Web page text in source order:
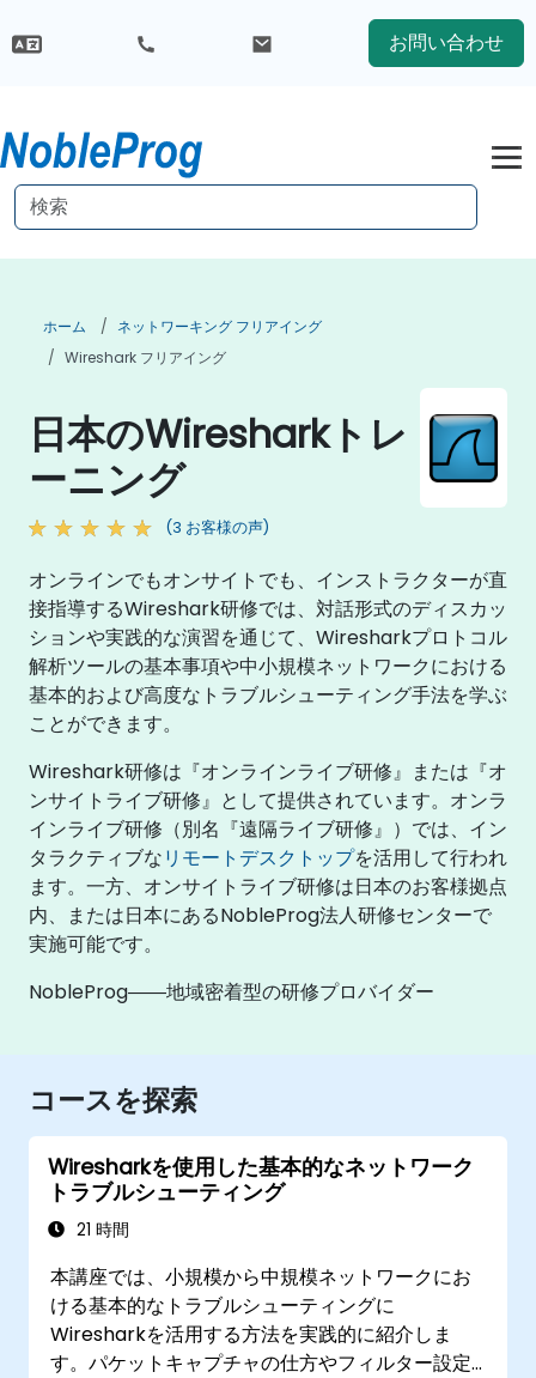
お問い合わせ
ホーム
ネットワーキング フリアイング
Wireshark フリアイング
日本のWiresharkトレ
ーニング
(3 お客様の声)
オンラインでもオンサイトでも、インストラクターが直
接指導するWireshark研修では、対話形式のディスカッ
ションや実践的な演習を通じて、Wiresharkプロトコル
解析ツールの基本事項や中小規模ネットワークにおける
基本的および高度なトラブルシューティング手法を学ぶ
ことができます。
Wireshark研修は『オンラインライブ研修』または『オ
ンサイトライブ研修』として提供されています。オンラ
インライブ研修（別名『遠隔ライブ研修』）では、イン
タラクティブなリモートデスクトップを活用して行われ
ます。一方、オンサイトライブ研修は日本のお客様拠点
内、または日本にあるNobleProg法人研修センターで
実施可能です。
NobleProg――地域密着型の研修プロバイダー
コースを探索
Wiresharkを使用した基本的なネットワーク
トラブルシューティング
21 時間
本講座では、小規模から中規模ネットワークにお
ける基本的なトラブルシューティングに
Wiresharkを活用する方法を実践的に紹介しま
す。パケットキャプチャの仕方やフィルター設定